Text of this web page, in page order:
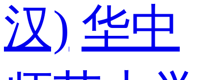
汉) 华中